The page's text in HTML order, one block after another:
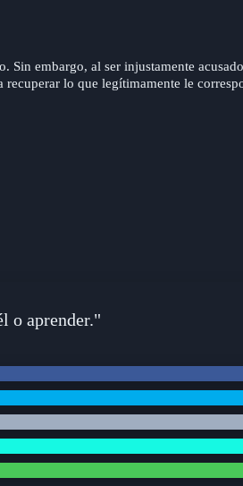
Sin embargo, al ser injustamente
recuperar lo que legítimamente le
o aprender."